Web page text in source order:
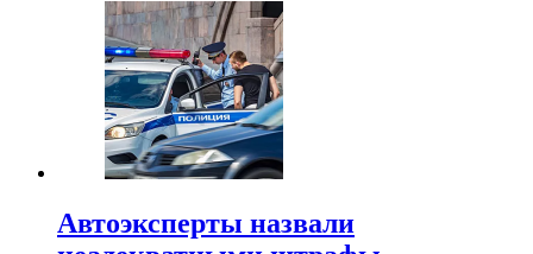
Автоэксперты назвали